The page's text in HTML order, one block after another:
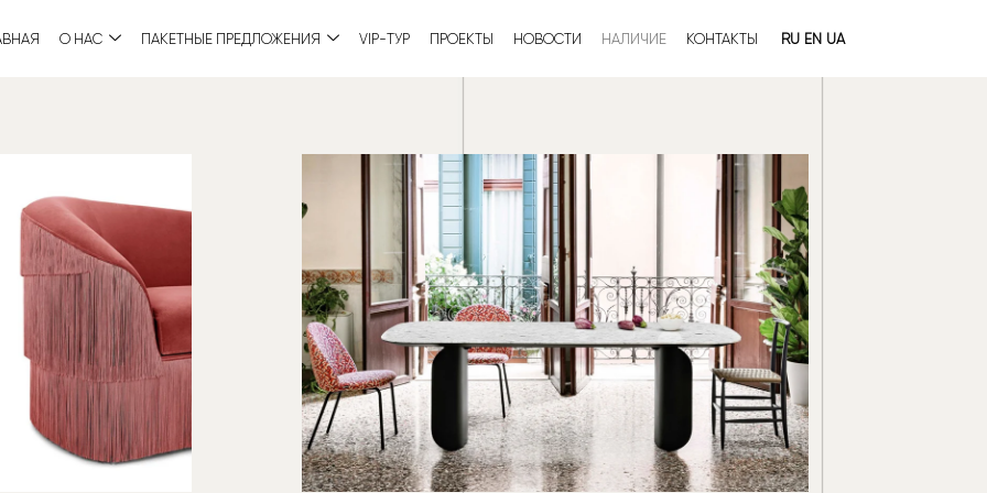
О НАС ПАКЕТНЫЕ ПРЕДЛОЖЕНИЯ VIP-ТУР ПРОЕКТЫ НОВОСТИ НАЛИЧИЕ КОНТАКТЫ RU EN UA